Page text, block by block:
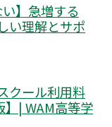
】急増する
い理解とサポ
クール利用料
| WAM高等学